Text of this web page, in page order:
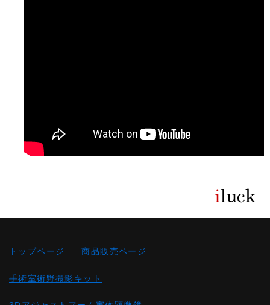
トップページ 商品販売ページ
手術室術野撮影キット